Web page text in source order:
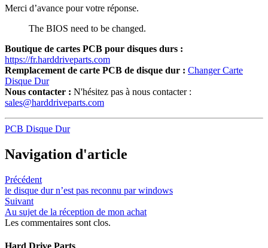
Merci d’avance pour votre réponse.
The BIOS need to be changed.
Boutique de cartes PCB pour disques durs :
https://fr.harddriveparts.com
Remplacement de carte PCB de disque dur : Changer Carte
Disque Dur
Nous contacter : N'hésitez pas à nous contacter :
sales@harddriveparts.com
PCB Disque Dur
Navigation d'article
Précédent
le disque dur n’est pas reconnu par windows
Suivant
Au sujet de la réception de mon achat
Les commentaires sont clos.